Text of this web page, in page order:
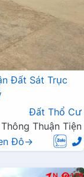
Đất Sát Trục
Đất Thổ Cư
Thuận Tiện
Đô→